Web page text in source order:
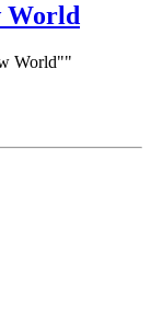
World
World""